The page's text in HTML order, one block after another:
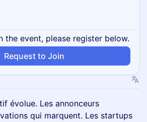
the event, please register below.
Request to Join
évolue. Les annonceurs
qui marquent. Les startups